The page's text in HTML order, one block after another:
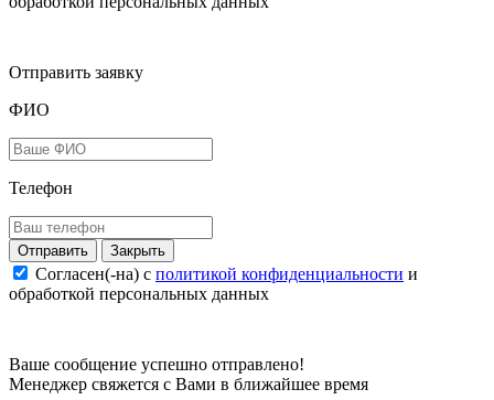
Отправить заявку
ФИО
Телефон
Закрыть
Согласен(-на) c политикой конфиденциальности и
обработкой персональных данных
Ваше сообщение успешно отправлено!
Менеджер свяжется с Вами в ближайшее время